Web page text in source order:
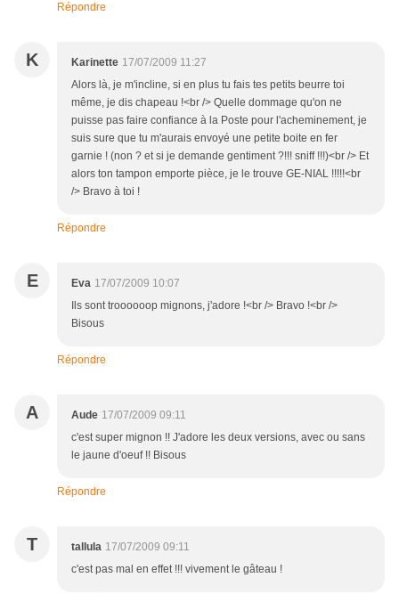
Répondre
K Karinette 17/07/2009 11:27
Alors là, je m'incline, si en plus tu fais tes petits beurre toi
même, je dis chapeau !<br /> Quelle dommage qu'on ne
puisse pas faire confiance à la Poste pour l'acheminement, je
suis sure que tu m'aurais envoyé une petite boite en fer
garnie ! (non ? et si je demande gentiment ?!!! sniff !!!)<br /> Et
alors ton tampon emporte pièce, je le trouve GE-NIAL !!!!!<br
/> Bravo à toi !
Répondre
E Eva 17/07/2009 10:07
Ils sont troooooop mignons, j'adore !<br /> Bravo !<br />
Bisous
Répondre
A Aude 17/07/2009 09:11
c'est super mignon !! J'adore les deux versions, avec ou sans
le jaune d'oeuf !! Bisous
Répondre
T tallula 17/07/2009 09:11
c'est pas mal en effet !!! vivement le gâteau !